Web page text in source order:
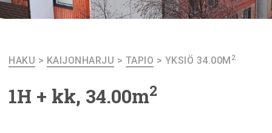
HAKU > KAIJONHARJU > TAPIO > YKSIÖ 34.00M 2
1H + kk, 34.00m2